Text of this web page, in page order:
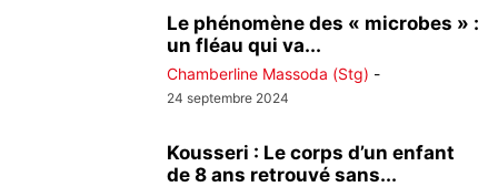
Le phénomène des « microbes » :
un fléau qui va...
Chamberline Massoda (Stg) -
24 septembre 2024
Kousseri : Le corps d’un enfant
de 8 ans retrouvé sans...